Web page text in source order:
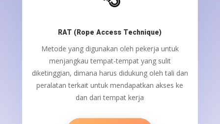
RAT (Rope Access Technique)
Metode yang digunakan oleh pekerja untuk
menjangkau tempat-tempat yang sulit
diketinggian, dimana harus didukung oleh tali dan
peralatan terkait untuk mendapatkan akses ke
dan dari tempat kerja